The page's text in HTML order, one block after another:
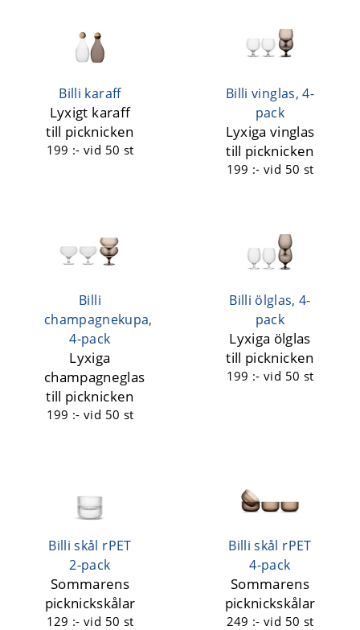
Billi karaff
Lyxigt karaff
till picknicken
199 :-vid 50 st
Billi vinglas, 4-
pack
Lyxiga vinglas
till picknicken
199 :-vid 50 st
Billi
champagnekupa,
4-pack
Lyxiga
champagneglas
till picknicken
199 :-vid 50 st
Billi ölglas, 4-
pack
Lyxiga ölglas
till picknicken
199 :-vid 50 st
Billi skål rPET
2-pack
Sommarens
picknickskålar
129 :-vid 50 st
Billi skål rPET
4-pack
Sommarens
picknickskålar
249 :-vid 50 st